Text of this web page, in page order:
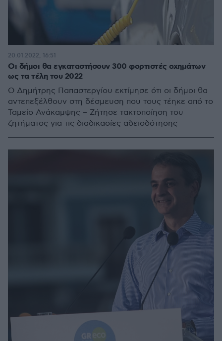
Οι δήμοι θα εγκαταστήσουν 300 φορτιστές οχημάτων
ως τα τέλη του 2022
Ο Δημήτρης Παπαστεργίου εκτίμησε ότι οι δήμοι θα
αντεπεξέλθουν στη δέσμευση που τους τέηκε από το
Ταμείο Ανάκαμψης – Ζήτησε τακτοποίηση του
ζητήματος για τις διαδικασίες αδειοδότησης
20.01.2022, 16:51